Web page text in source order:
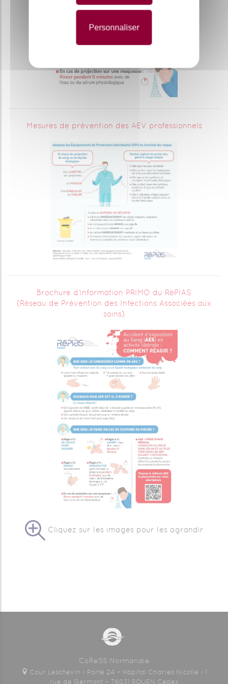
Mesures de prévention des AEV professionnels
Brochure d’information PRIMO du RéPIAS
(Réseau de Prévention des Infections Associées aux
soins)
Cliquez sur les images pour les agrandir
CoReSS Normandie
Cour Leschevin - Porte 24 – Hôpital Charles Nicolle - 1
rue de Germont – 76031 ROUEN Cedex
Personnaliser